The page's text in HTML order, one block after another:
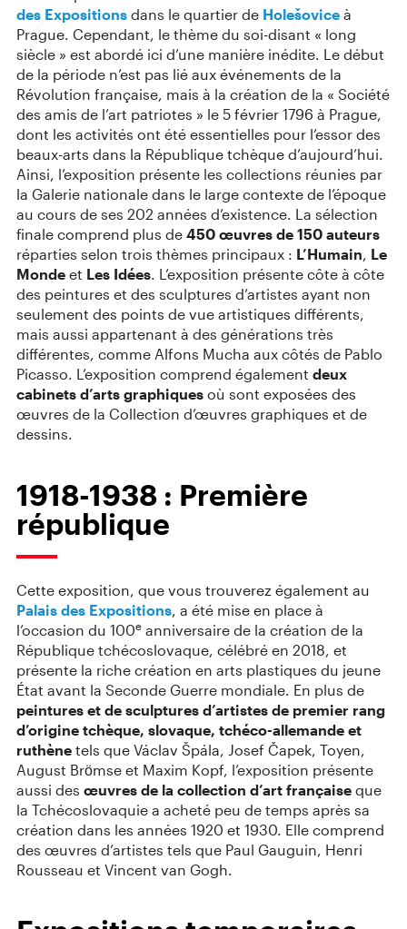
des Expositions dans le quartier de Holešovice à
Prague. Cependant, le thème du soi-disant « long
siècle » est abordé ici d’une manière inédite. Le début
de la période n’est pas lié aux événements de la
Révolution française, mais à la création de la « Société
des amis de l’art patriotes » le 5 février 1796 à Prague,
dont les activités ont été essentielles pour l’essor des
beaux-arts dans la République tchèque d’aujourd’hui.
Ainsi, l’exposition présente les collections réunies par
la Galerie nationale dans le large contexte de l’époque
au cours de ses 202 années d’existence. La sélection
finale comprend plus de 450 œuvres de 150 auteurs
réparties selon trois thèmes principaux : L’Humain, Le
Monde et Les Idées. L’exposition présente côte à côte
des peintures et des sculptures d’artistes ayant non
seulement des points de vue artistiques différents,
mais aussi appartenant à des générations très
différentes, comme Alfons Mucha aux côtés de Pablo
Picasso. L’exposition comprend également deux
cabinets d’arts graphiques où sont exposées des
œuvres de la Collection d’œuvres graphiques et de
dessins.
1918⁠-⁠1938 : Première
république
Cette exposition, que vous trouverez également au
Palais des Expositions, a été mise en place à
l’occasion du 100e anniversaire de la création de la
République tchécoslovaque, célébré en 2018, et
présente la riche création en arts plastiques du jeune
État avant la Seconde Guerre mondiale. En plus de
peintures et de sculptures d’artistes de premier rang
d’origine tchèque, slovaque, tchéco-allemande et
ruthène tels que Václav Špála, Josef Čapek, Toyen,
August Brӧmse et Maxim Kopf, l’exposition présente
aussi des œuvres de la collection d’art française que
la Tchécoslovaquie a acheté peu de temps après sa
création dans les années 1920 et 1930. Elle comprend
des œuvres d’artistes tels que Paul Gauguin, Henri
Rousseau et Vincent van Gogh.